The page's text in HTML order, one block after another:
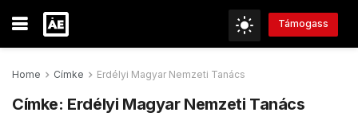
Támogass
Home Címke Erdélyi Magyar Nemzeti Tanács
Címke: Erdélyi Magyar Nemzeti Tanács